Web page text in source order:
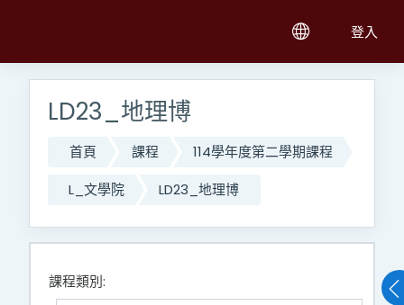
登入
LD23_地理博
首頁 課程
114學年度第二學期課程
L_文學院
LD23_地理博
課程類別: